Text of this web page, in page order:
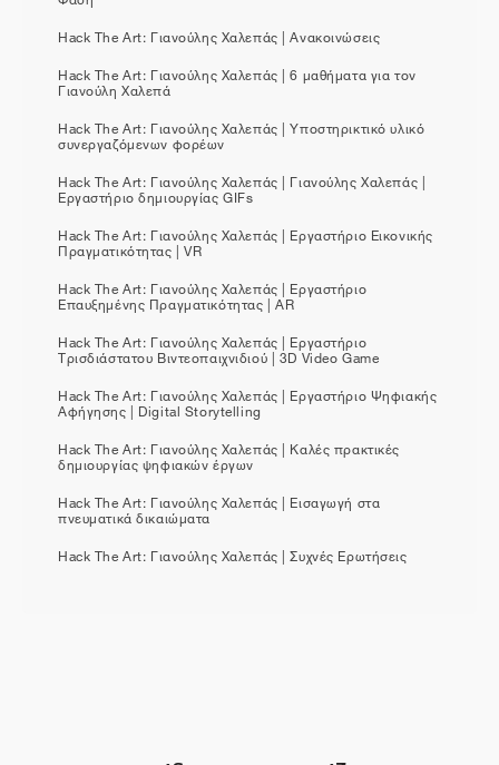
Hack The Art: Γιανούλης Χαλεπάς | Ανακοινώσεις
Hack The Art: Γιανούλης Χαλεπάς | 6 μαθήματα για τον
Γιανούλη Χαλεπά
Hack The Art: Γιανούλης Χαλεπάς | Υποστηρικτικό υλικό
συνεργαζόμενων φορέων
Hack The Art: Γιανούλης Χαλεπάς | Γιανούλης Χαλεπάς |
Εργαστήριο δημιουργίας GIFs
Hack The Art: Γιανούλης Χαλεπάς | Εργαστήριο Εικονικής
Πραγματικότητας | VR
Hack The Art: Γιανούλης Χαλεπάς | Εργαστήριο
Επαυξημένης Πραγματικότητας | AR
Hack The Art: Γιανούλης Χαλεπάς | Εργαστήριο
Τρισδιάστατου Βιντεοπαιχνιδιού | 3D Video Game
Hack The Art: Γιανούλης Χαλεπάς | Εργαστήριο Ψηφιακής
Αφήγησης | Digital Storytelling
Hack The Art: Γιανούλης Χαλεπάς | Καλές πρακτικές
δημιουργίας ψηφιακών έργων
Hack The Art: Γιανούλης Χαλεπάς | Εισαγωγή στα
πνευματικά δικαιώματα
Hack The Art: Γιανούλης Χαλεπάς | Συχνές Ερωτήσεις